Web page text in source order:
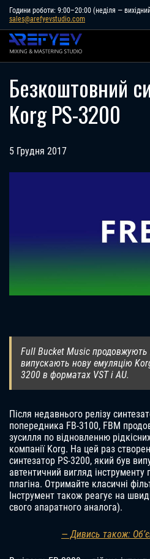
Skip
content
Години роботи: 9:00–20:00 (неділя —
sales@arefyevstudio.com
Безкоштовний
Korg PS-3200
5 Грудня 2017
Full Bucket Music продовжують
випускають нову емуляцію
3200 в форматах VST і AU.
Після недавнього релізу
попередника FB-3100, FBM
зусилля по відновленню
компанії Korg. На цей раз
синтезатор PS-3200, який був
автентичний вигляд інструменту
плагіна. Отримайте класичні
Інструмент також реагує на
свого апаратного аналога).
— Дивись також: